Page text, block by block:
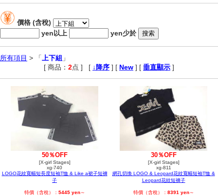
價格 (含稅)
yen以上
yen少於
所有項目 > 「 上下組 」
[ 商品： 2点 ] [ ↓降序 ] [ New ] [ 垂直顯示 ]
50％OFF
[X-girl Stages]
xg-740
LOGO花紋寬幅短長度短袖T恤 & Like a裙子短褲
子
特價（含稅）： 5445 yen～
30％OFF
[X-girl Stages]
xg-811
網孔切換 LOGO & Leopard花紋寬幅短袖T恤 &
Leopard花紋短褲子
特價（含稅）： 8391 yen～